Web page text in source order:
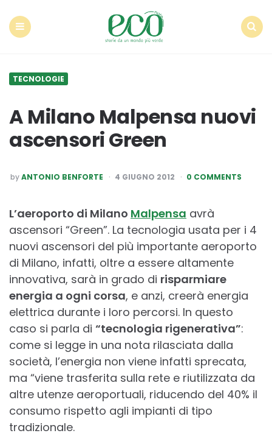
TECNOLOGIE
A Milano Malpensa nuovi
ascensori Green
POSTED
BY
byANTONIO BENFORTE 4 GIUGNO 2012 0 COMMENTS
L’aeroporto di Milano Malpensa avrà
ascensori “Green”. La tecnologia usata per i 4
nuovi ascensori del più importante aeroporto
di Milano, infatti, oltre a essere altamente
innovativa, sarà in grado di risparmiare
energia a ogni corsa, e anzi, creerà energia
elettrica durante i loro percorsi. In questo
caso si parla di “tecnologia rigenerativa”:
come si legge in una nota rilasciata dalla
società, l’energia non viene infatti sprecata,
ma “viene trasferita sulla rete e riutilizzata da
altre utenze aeroportuali, riducendo del 40% il
consumo rispetto agli impianti di tipo
tradizionale.